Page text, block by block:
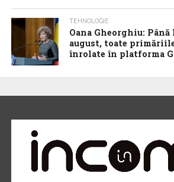
TEHNOLOGIE
Oana Gheorghiu: Până
august, toate
înrolate în platforma